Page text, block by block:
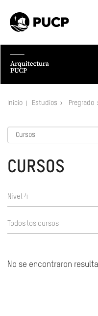
Inicio Estudios Pregrado
CURSOS
Nivel 4
Todos los cursos
No se encontraron